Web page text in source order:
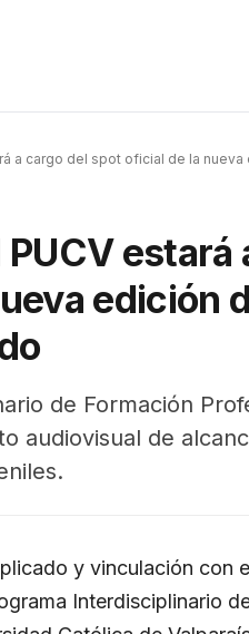
a cargo del spot oficial de la
estará
edición
de Formación
audiovisual de
y vinculación con
Interdisciplinario